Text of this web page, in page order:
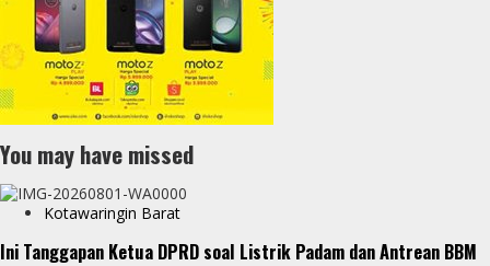
You may have missed
Kotawaringin Barat
Ini Tanggapan Ketua DPRD soal Listrik Padam dan Antrean BBM